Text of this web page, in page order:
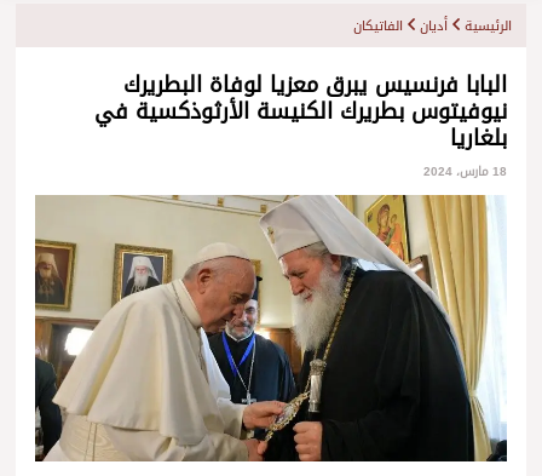
الرئيسية أديان الفاتيكان
البابا فرنسيس يبرق معزيا لوفاة البطريرك
نيوفيتوس بطريرك الكنيسة الأرثوذكسية في
بلغاريا
18 مارس، 2024